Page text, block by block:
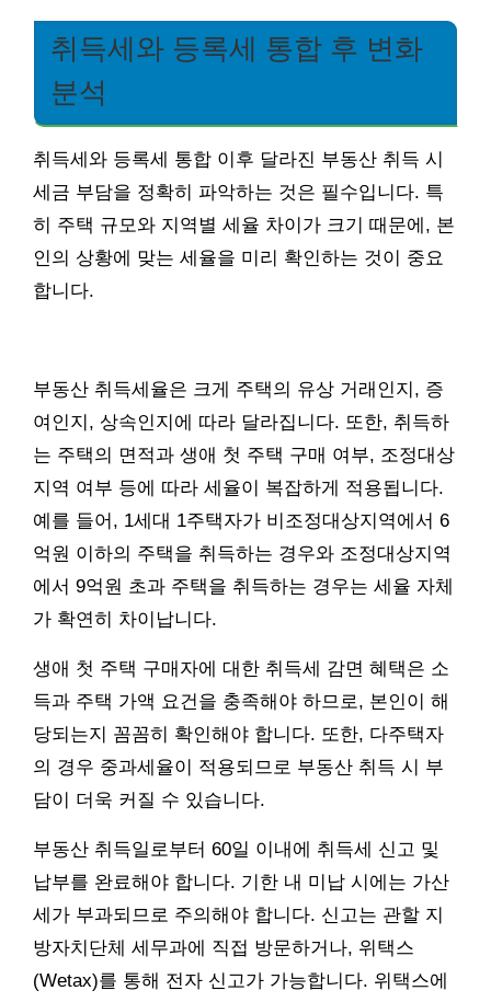
취득세와 등록세 통합 후 변화
분석
취득세와 등록세 통합 이후 달라진 부동산 취득 시
세금 부담을 정확히 파악하는 것은 필수입니다. 특
히 주택 규모와 지역별 세율 차이가 크기 때문에, 본
인의 상황에 맞는 세율을 미리 확인하는 것이 중요
합니다.
부동산 취득세율은 크게 주택의 유상 거래인지, 증
여인지, 상속인지에 따라 달라집니다. 또한, 취득하
는 주택의 면적과 생애 첫 주택 구매 여부, 조정대상
지역 여부 등에 따라 세율이 복잡하게 적용됩니다.
예를 들어, 1세대 1주택자가 비조정대상지역에서 6
억원 이하의 주택을 취득하는 경우와 조정대상지역
에서 9억원 초과 주택을 취득하는 경우는 세율 자체
가 확연히 차이납니다.
생애 첫 주택 구매자에 대한 취득세 감면 혜택은 소
득과 주택 가액 요건을 충족해야 하므로, 본인이 해
당되는지 꼼꼼히 확인해야 합니다. 또한, 다주택자
의 경우 중과세율이 적용되므로 부동산 취득 시 부
담이 더욱 커질 수 있습니다.
부동산 취득일로부터 60일 이내에 취득세 신고 및
납부를 완료해야 합니다. 기한 내 미납 시에는 가산
세가 부과되므로 주의해야 합니다. 신고는 관할 지
방자치단체 세무과에 직접 방문하거나, 위택스
(Wetax)를 통해 전자 신고가 가능합니다. 위택스에